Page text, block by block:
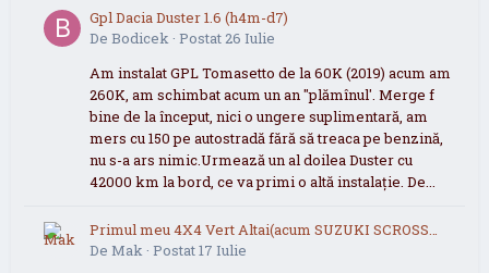
Gpl Dacia Duster 1.6 (h4m-d7)
De Bodicek· Postat26 Iulie
Am instalat GPL Tomasetto de la 60K (2019) acum am
260K, am schimbat acum un an "plămînul'. Merge f
bine de la început, nici o ungere suplimentară, am
mers cu 150 pe autostradă fără să treaca pe benzină,
nu s-a ars nimic.Urmează un al doilea Duster cu
42000 km la bord, ce va primi o altă instalație. De...
Primul meu 4X4 Vert Altai(acum SUZUKI SCROSS
2021 now 2026
De Mak· Postat17 Iulie